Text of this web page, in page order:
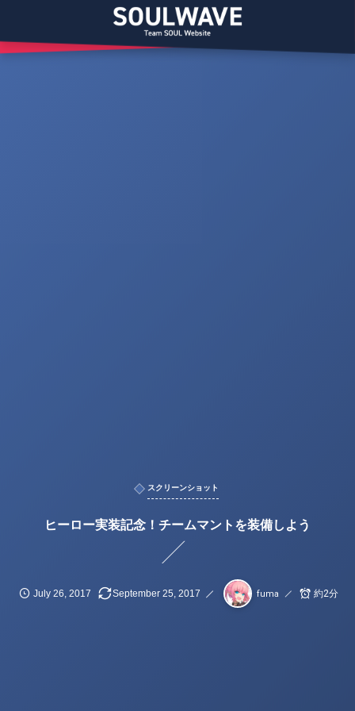
スクリーンショット
ヒーロー実装記念！チームマントを装備しよう
July 26, 2017 September 25,2017 fuma 約2分